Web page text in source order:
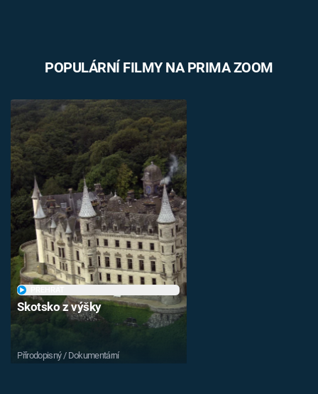
POPULÁRNÍ FILMY NA PRIMA ZOOM
Skotsko z výšky
Přírodopisný / Dokumentární